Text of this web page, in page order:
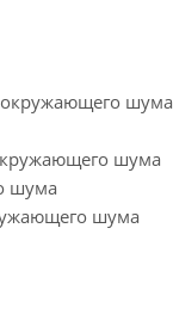
шума
шума
шума
шума